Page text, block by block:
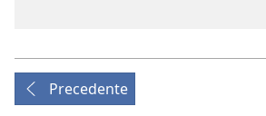
Precedente